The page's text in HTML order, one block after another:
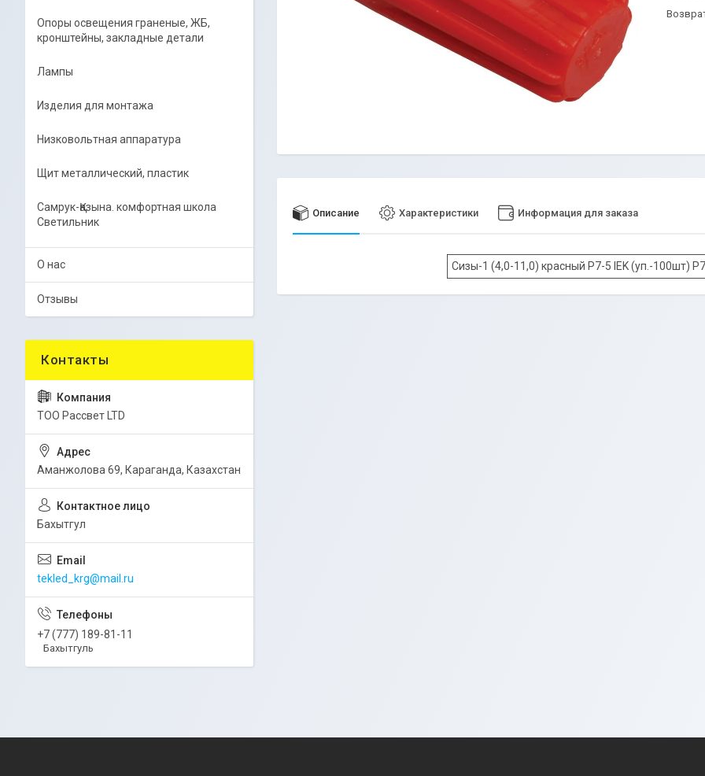
Описание Характеристики Информация для заказа
Сизы-1 (4,0-11,0) красный P7-5 IEK (уп.-100шт)
Опоры освещения граненые, ЖБ,
кронштейны, закладные детали
Лампы
Изделия для монтажа
Низковольтная аппаратура
Щит металлический, пластик
Самрук-Қазына. комфортная школа
Светильник
О нас
Отзывы
ТОО Рассвет LTD
Аманжолова 69, Караганда, Казахстан
Бахытгул
tekled_krg@mail.ru
+7 (777) 189-81-11
Бахытгуль